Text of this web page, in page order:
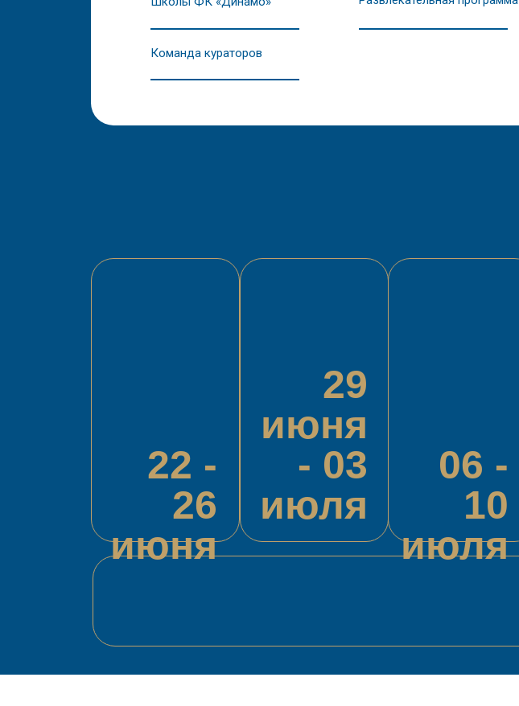
Команда кураторов
06 -
10
июля
29
июня
- 03
июля
22 -
26
июня
футбольная школа
ФК «Динамо» Москва